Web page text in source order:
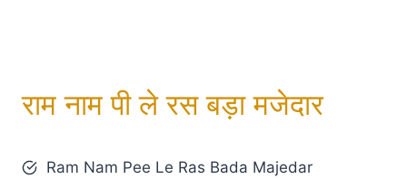
राम नाम पी ले रस बड़ा मजेदार
Ram Nam Pee Le Ras Bada Majedar